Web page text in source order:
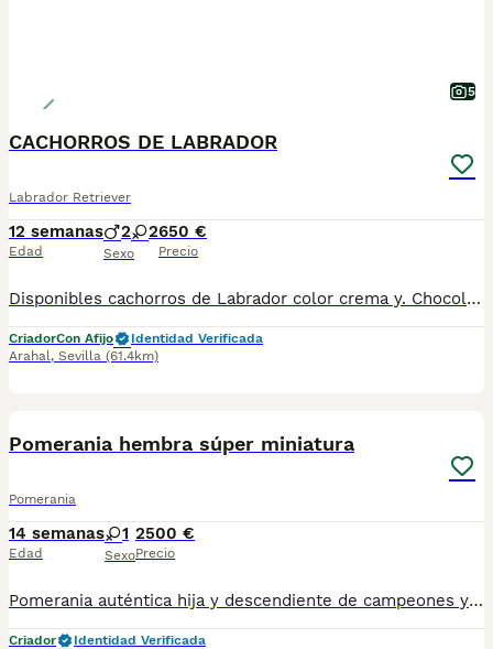
5
CACHORROS DE LABRADOR
Labrador Retriever
12 semanas
Edad
2 2
Sexo
650 €
Precio
Disponibles cachorros de Labrador color crema y. Chocolates sanos, juguetones y muy cariñosos. Criados con dedicación y mucho amor, ideales para familias, niños o como fiel compañero. El Labrador es una de las razas más nobles y queridas por su carácter equilibrado, inteligente y fiel. Son excelentes compañeros para familias con niños, personas activas o cualquier hogar que busque un amigo leal y lleno de amor. ✅ Listos para entregar. 📍 Pregunta sin compromiso para más información, fotos y disponibilidad. Hacemos envíos 607491090
CriadorCon Afijo
Identidad Verificada
Arahal, Sevilla (61.4km)
Pomerania hembra súper miniatura
Pomerania
14 semanas
Edad
1
Sexo
2500 €
Precio
Pomerania auténtica hija y descendiente de campeones y multicampeones. Chata, peluda y súper súper miniatura. Lista para entregar. Maxima calidad y precio especial verano!!!
Criador
Identidad Verificada